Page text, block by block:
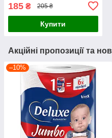
185 ₴ 205 ₴
Купити
Акційні пропозиції та
–10%